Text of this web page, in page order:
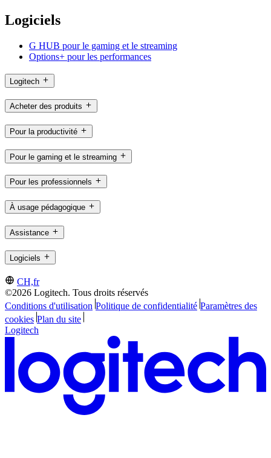
Logiciels
G HUB pour le gaming et le streaming
Options+ pour les performances
Logitech
Acheter des produits
Pour la productivité
Pour le gaming et le streaming
Pour les professionnels
À usage pédagogique
Assistance
Logiciels
CH,fr
©2026 Logitech. Tous droits réservés
Conditions d'utilisation Politique de confidentialité Paramètres des
cookies Plan du site
Logitech